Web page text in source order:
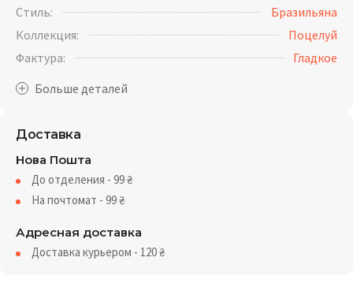
Стиль:
Бразильяна
Коллекция:
Поцелуй
Фактура:
Гладкое
Доставка
Нова Пошта
До отделения - 99₴
На почтомат - 99₴
Адресная доставка
Доставка курьером - 120₴